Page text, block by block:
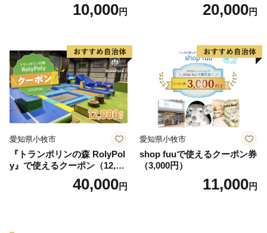
10,000円 20,000円
愛知県小牧市
『トランポリンの森 RolyPol
y』で使えるクーポン（12,00
40,000円
愛知県小牧市
shop fuuで使えるクーポン券
（3,000円）
11,000円